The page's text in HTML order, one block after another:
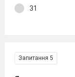
31
Запитання 5